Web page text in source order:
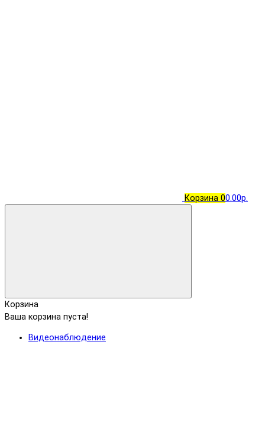
Корзина 00.00р.
Корзина
Ваша корзина пуста!
Видеонаблюдение